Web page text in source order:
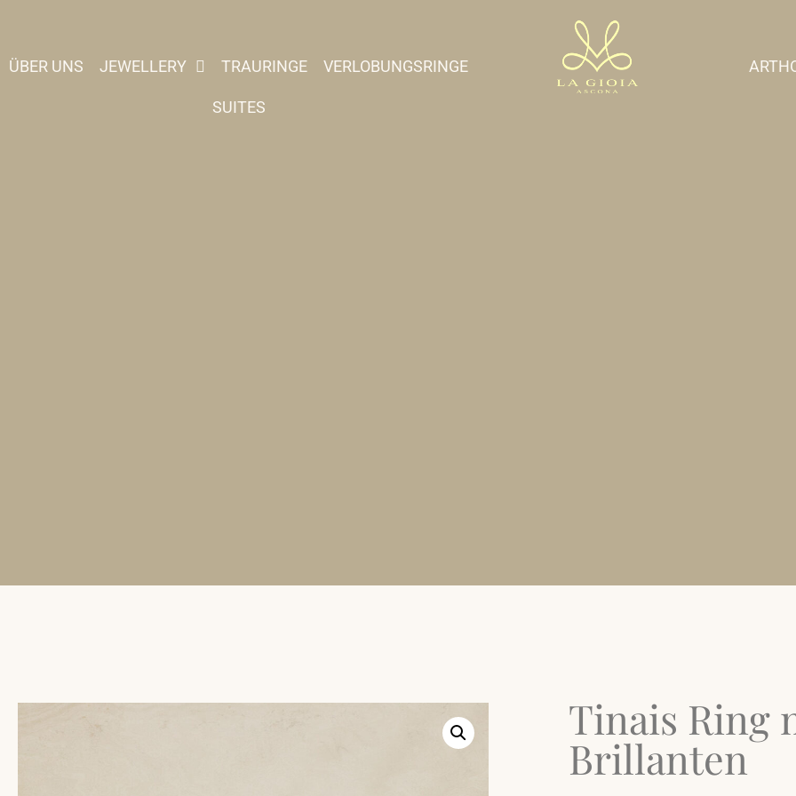
ÜBER UNS JEWELLERY TRAURINGE VERLOBUNGSRINGE
SUITES
Tinais Ring
Brillanten